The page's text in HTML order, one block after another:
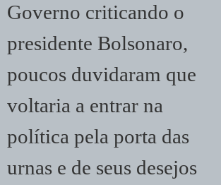
Governo criticando o
presidente Bolsonaro,
poucos duvidaram que
voltaria a entrar na
política pela porta das
urnas e de seus desejos